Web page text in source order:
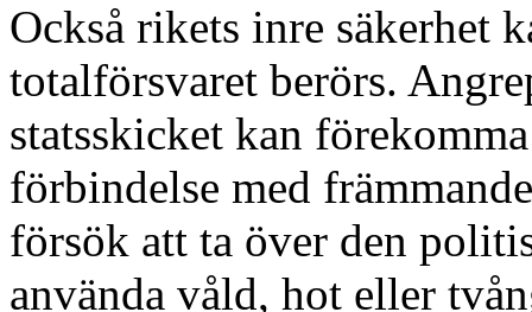
Också rikets inre säkerhet
totalförsvaret berörs.
statsskicket kan
förbindelse med
försök att ta över den
använda våld, hot eller